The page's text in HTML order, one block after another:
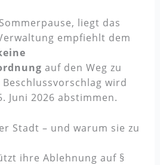
liegt das
empfiehlt dem
auf den Weg zu
wird
Juni 2026 abstimmen.
Stadt – und warum sie zu
ihre Ablehnung auf §